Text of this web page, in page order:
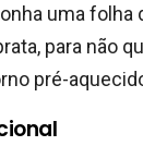
uma folha
para não
pré-